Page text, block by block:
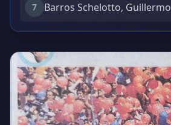
7 Barros Schelotto, Guillermo